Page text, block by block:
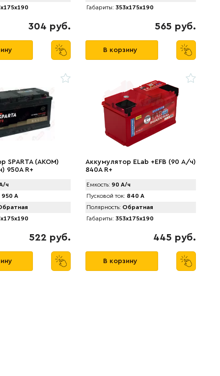
304 руб.
Габариты: 353x175x190
565 руб.
В корзину
SPАRTA (AKOM)
950A R+
ч
950 А
522 руб.
Аккумулятор ELab +EFB (90 А/ч)
840A R+
Емкость: 90 А/ч
Пусковой ток: 840 А
Полярность: Обратная
Габариты: 353x175x190
445 руб.
В корзину